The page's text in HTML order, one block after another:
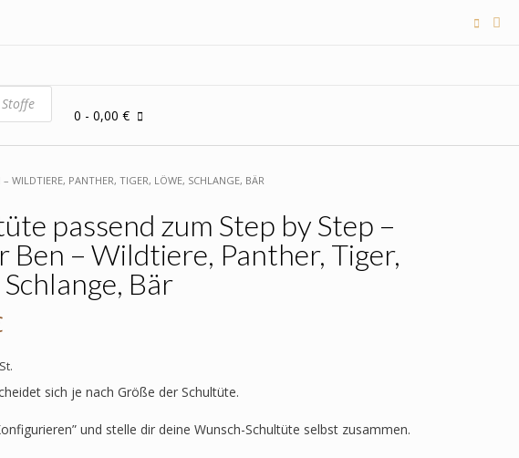
0 - 0,00 €
WILDTIERE, PANTHER, TIGER, LÖWE, SCHLANGE, BÄR
passend zum Step by Step –
Ben – Wildtiere, Panther, Tiger,
Bär
sich je nach Größe der Schultüte.
und stelle dir deine Wunsch-Schultüte selbst zusammen.